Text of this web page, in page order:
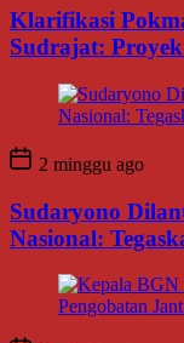
Klarifikasi
Sudrajat: Proyek
2 minggu ago
Sudaryono
Nasional: